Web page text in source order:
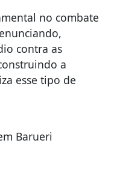
no combate
contra as
a
esse tipo de
Barueri